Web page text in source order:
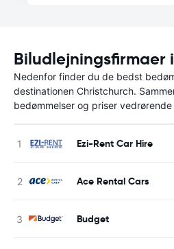
Biludlejningsfirmaer
Nedenfor finder du de bedst
destinationen Christchurch.
bedømmelser og priser
Ezi-Rent Car Hire
Ace Rental Cars
Budget